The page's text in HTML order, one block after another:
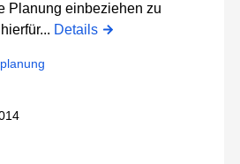
Planung einbeziehen zu
Details